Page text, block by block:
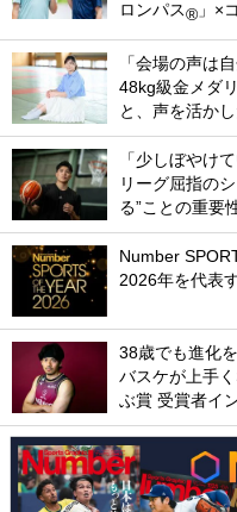
ロンパス® 」×
「会場の声は
48kg級金メダ
と、声を活か
「少しぼやけ
リーグ屈指の
る”ことの重要
Number
2026年を代表
38歳でも進化
バスケが上手
ぶ賞 受賞者イ